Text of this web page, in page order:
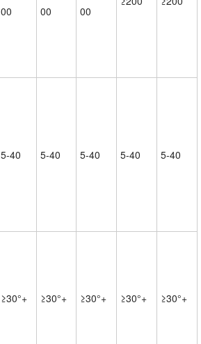
00
00
00
5-40 5-40 5-40 5-40 5-40
≥30°+ ≥30°+ ≥30°+ ≥30°+ ≥30°+